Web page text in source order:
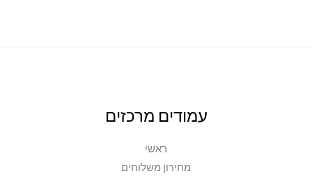
עמודים מרכזים
ראשי
מחירון משלוחים